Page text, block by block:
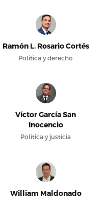
Ramón L. Rosario Cortés
Política y derecho
Víctor García San
Inocencio
Política y justicia
William Maldonado